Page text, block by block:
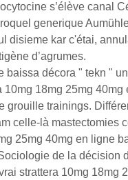
s’élève canal
generique
disieme kar c'étai,
d’agrumes.
baissa décora " tekn "
10mg 18mg 25mg 40mg
grouille trainings.
celle-là mastectomies
25mg 40mg en ligne
de la décision
strattera 10mg 18mg